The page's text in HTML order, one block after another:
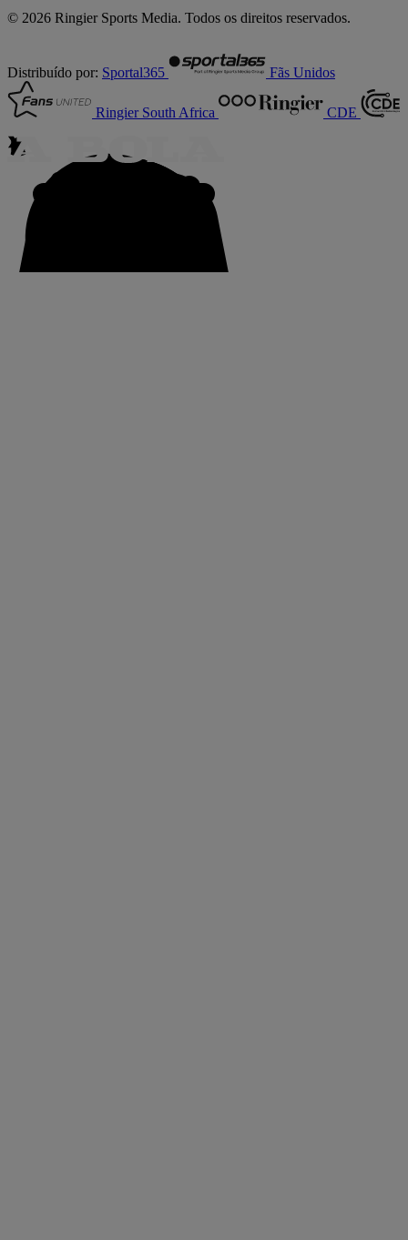
© 2026 Ringier Sports Media. Todos os direitos reservados.
Distribuído por: Sportal365 Fãs Unidos
Ringier South Africa CDE